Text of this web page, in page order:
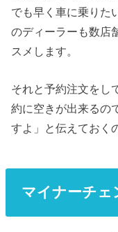
でも早く車に乗りた
のディーラーも数店
スメします。
それと予約注文をし
約に空きが出来るの
すよ」と伝えておく
マイナーチェ